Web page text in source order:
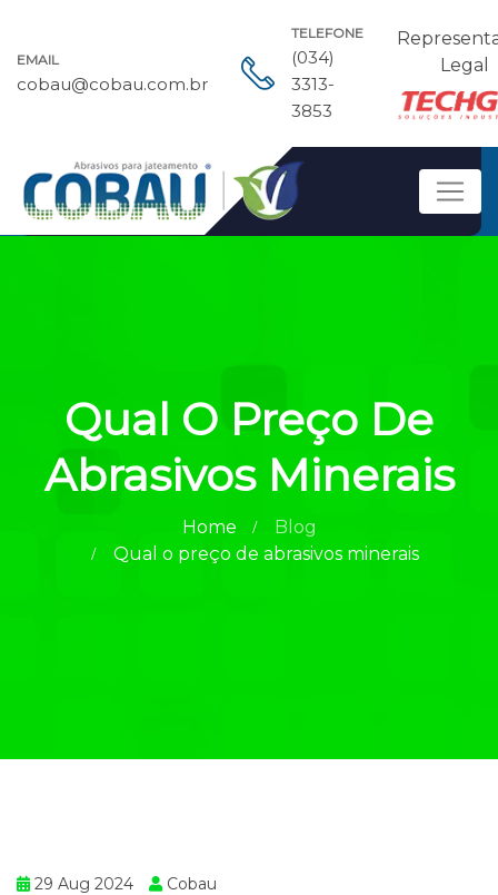
EMAIL
cobau@cobau.com.br
TELEFONE
(034)
3313-
3853
Legal
Qual O Preço De
Abrasivos Minerais
Home
Blog
Qual o preço de abrasivos minerais
29 Aug 2024 Cobau